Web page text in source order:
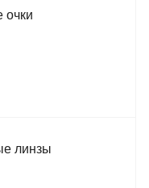
очки
линзы